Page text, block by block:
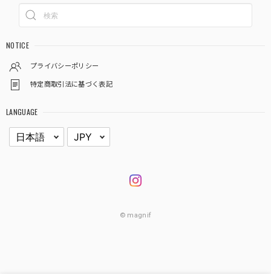
NOTICE
プライバシーポリシー
特定商取引法に基づく表記
LANGUAGE
© magnif